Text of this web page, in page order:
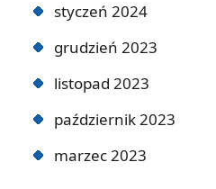
styczeń 2024
grudzień 2023
listopad 2023
październik 2023
marzec 2023